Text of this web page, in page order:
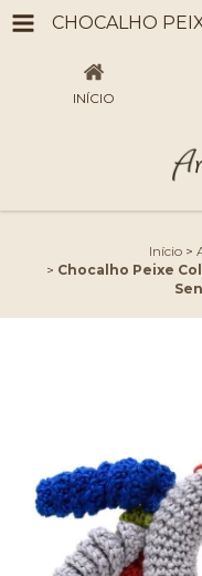
INÍCIO
Início >
> Chocalho Peixe